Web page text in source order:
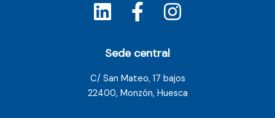
Sede central
C/ San Mateo, 17 bajos
22400, Monzón, Huesca